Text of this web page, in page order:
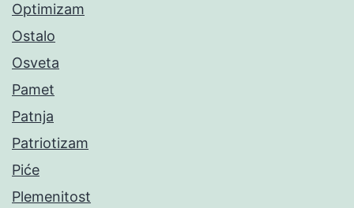
Optimizam
Ostalo
Osveta
Pamet
Patnja
Patriotizam
Piće
Plemenitost